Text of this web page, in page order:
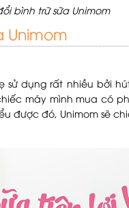
bình trữ sữa Unimom
Unimom
sử dụng rất nhiều bởi
máy mình mua có
được đó, Unimom sẽ